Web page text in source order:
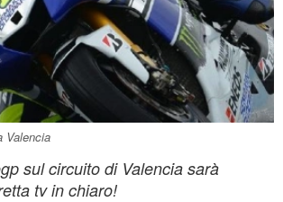
Valencia
sul circuito di Valencia sarà
tv in chiaro!